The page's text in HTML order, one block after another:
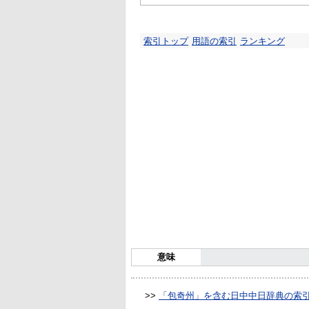
索引トップ 用語の索引 ランキング
意味
>> 「包奇州」を含む日中中日辞典の索